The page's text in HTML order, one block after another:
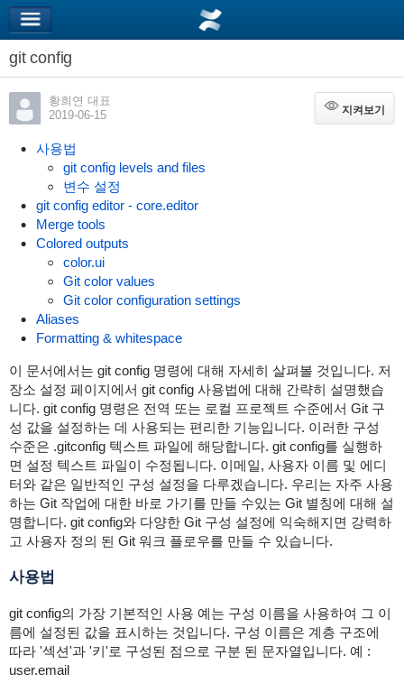
git config
황희연 대표
2019-06-15
지켜보기
지켜보기
사용법
git config levels and files
변수 설정
git config editor - core.editor
Merge tools
Colored outputs
color.ui
Git color values
Git color configuration settings
Aliases
Formatting & whitespace
이 문서에서는 git config 명령에 대해 자세히 살펴볼 것입니다. 저
장소 설정 페이지에서 git config 사용법에 대해 간략히 설명했습
니다. git config 명령은 전역 또는 로컬 프로젝트 수준에서 Git 구
성 값을 설정하는 데 사용되는 편리한 기능입니다. 이러한 구성
수준은 .gitconfig 텍스트 파일에 해당합니다. git config를 실행하
면 설정 텍스트 파일이 수정됩니다. 이메일, 사용자 이름 및 에디
터와 같은 일반적인 구성 설정을 다루겠습니다. 우리는 자주 사용
하는 Git 작업에 대한 바로 가기를 만들 수있는 Git 별칭에 대해 설
명합니다. git config와 다양한 Git 구성 설정에 익숙해지면 강력하
고 사용자 정의 된 Git 워크 플로우를 만들 수 있습니다.
사용법
git config의 가장 기본적인 사용 예는 구성 이름을 사용하여 그 이
름에 설정된 값을 표시하는 것입니다. 구성 이름은 계층 구조에
따라 '섹션'과 '키'로 구성된 점으로 구분 된 문자열입니다. 예 :
user.email